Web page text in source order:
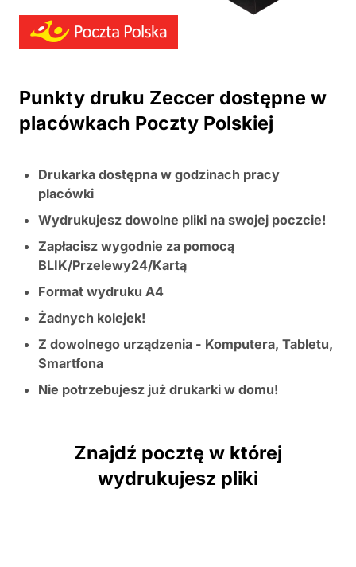
Punkty druku Zeccer dostępne w
placówkach Poczty Polskiej
Drukarka dostępna w godzinach pracy
placówki
Wydrukujesz dowolne pliki na swojej poczcie!
Zapłacisz wygodnie za pomocą
BLIK/Przelewy24/Kartą
Format wydruku A4
Żadnych kolejek!
Z dowolnego urządzenia - Komputera, Tabletu,
Smartfona
Nie potrzebujesz już drukarki w domu!
Znajdź pocztę w której
wydrukujesz pliki